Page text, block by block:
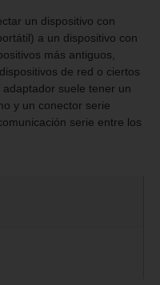
un dispositivo con
a un dispositivo con
más antiguos,
de red o ciertos
suele tener un
y un conector serie
serie entre los